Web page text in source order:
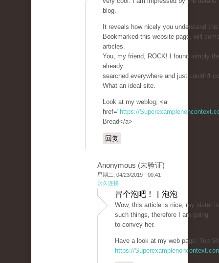
blog.
It reveals how nicely you understand
Bookmarked this website page, will
articles.
You, my friend, ROCK! I found simply
already
searched everywhere and just couldn't
What an ideal site.
Look at my weblog; <a
href=" https://
Bread</a>
回复
Anonymous (未验证)
星期二, 04/23/2019 - 00:41
永久连接
冒个泡吧！ | 泡泡
Wow, this article is nice, my sister
such things, therefore I am going
to convey her.
Have a look at my web page: Top
https://